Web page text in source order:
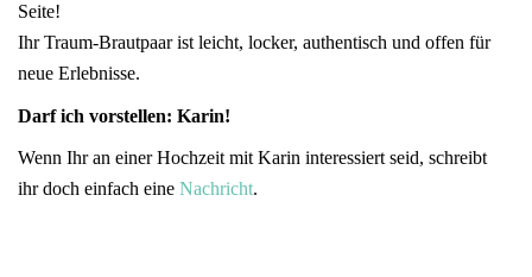
Seite!
Ihr Traum-Brautpaar ist leicht, locker, authentisch und offen für
neue Erlebnisse.
Darf ich vorstellen: Karin!
Wenn Ihr an einer Hochzeit mit Karin interessiert seid, schreibt
ihr doch einfach eine Nachricht.